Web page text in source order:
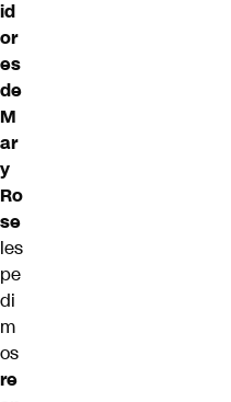
id
or
es
de
M
ar
y
Ro
se
les
pe
di
m
os
re